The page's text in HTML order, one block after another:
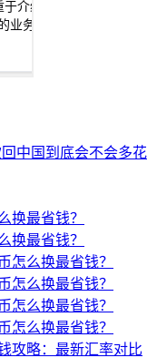
中国到底会不会多花
换最省钱？
换最省钱？
怎么换最省钱？
怎么换最省钱？
怎么换最省钱？
怎么换最省钱？
攻略：最新汇率对比